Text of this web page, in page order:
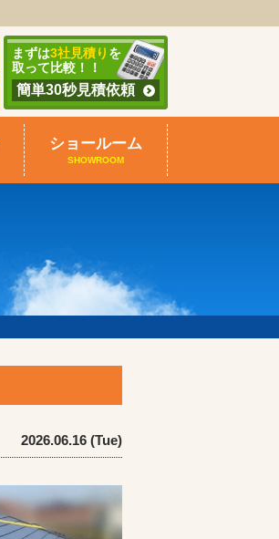
まずは3社見積り を
取って比較！！
簡単30秒見積依頼
ショールーム
SHOWROOM
2026.06.16 (Tue)